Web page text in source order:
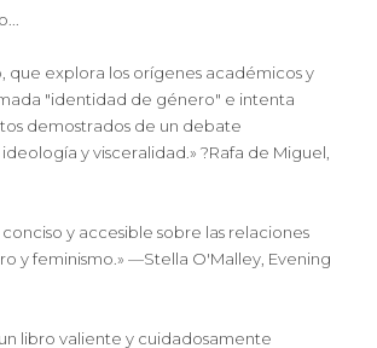
que explora los orígenes académicos y
"identidad de género" e intenta
demostrados de un debate
y visceralidad.» ?Rafa de Miguel,
conciso y accesible sobre las relaciones
y feminismo.» —Stella O'Malley, Evening
libro valiente y cuidadosamente